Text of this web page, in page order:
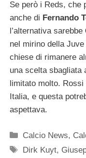
Se però i Reds, che
anche di Fernando
l’alternativa sarebbe
nel mirino della Juve
chiese di rimanere
una scelta sbagliata
limitato molto.
Italia, e questa
aspettava.
Categorie
Calcio News,
Tag
Dirk Kuyt,